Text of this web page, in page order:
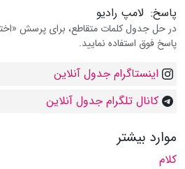
پاسخ: لامپ رادیو
در حل جدول کلمات متقاطع، برای پرسش
پاسخ فوق استفاده نمایید.
اینستاگرام جدول آنلاین
کانال تلگرام جدول آنلاین
موارد بیشتر
کلام